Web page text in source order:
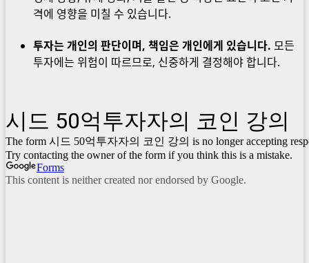
격에 영향을 미칠 수 있습니다.
투자는 개인의 판단이며, 책임은 개인에게 있습니다. 모든
투자에는 위험이 따르므로, 신중하게 결정해야 합니다.